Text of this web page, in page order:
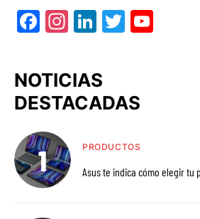
Facebook
Instagram
LinkedIn
Twitter
NOTICIAS
DESTACADAS
PRODUCTOS
Asus te indica cómo elegir tu